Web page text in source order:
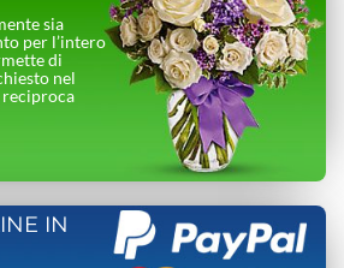
sia
per l’intero
di
nel
IN